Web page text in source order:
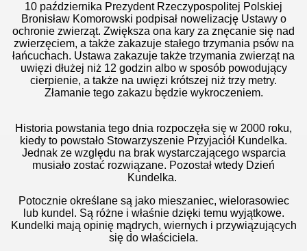
10 października Prezydent Rzeczypospolitej Polskiej
Bronisław Komorowski podpisał nowelizację Ustawy o
ochronie zwierząt. Zwiększa ona kary za znęcanie się nad
zwierzęciem, a także zakazuje stałego trzymania psów na
łańcuchach. Ustawa zakazuje także trzymania zwierząt na
uwięzi dłużej niż 12 godzin albo w sposób powodujący
cierpienie, a także na uwięzi krótszej niż trzy metry.
Złamanie tego zakazu będzie wykroczeniem.
Historia powstania tego dnia rozpoczęła się w 2000 roku,
kiedy to powstało Stowarzyszenie Przyjaciół Kundelka.
Jednak ze względu na brak wystarczającego wsparcia
musiało zostać rozwiązane. Pozostał wtedy Dzień
Kundelka.
Potocznie określane są jako mieszaniec, wielorasowiec
lub kundel. Są różne i właśnie dzięki temu wyjątkowe.
Kundelki mają opinię mądrych, wiernych i przywiązujących
się do właściciela.